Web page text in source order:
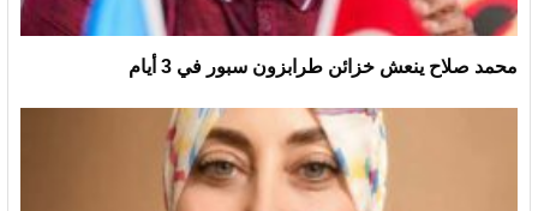
محمد صلاح ينعش خزائن طرابزون سبور في 3 أيام